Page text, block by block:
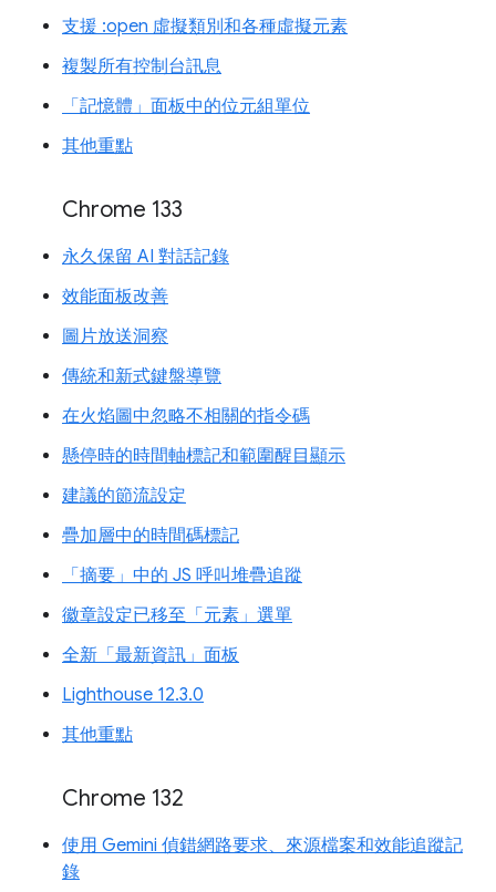
支援 :open 虛擬類別和各種虛擬元素
複製所有控制台訊息
「記憶體」面板中的位元組單位
其他重點
Chrome 133
永久保留 AI 對話記錄
效能面板改善
圖片放送洞察
傳統和新式鍵盤導覽
在火焰圖中忽略不相關的指令碼
懸停時的時間軸標記和範圍醒目顯示
建議的節流設定
疊加層中的時間碼標記
「摘要」中的 JS 呼叫堆疊追蹤
徽章設定已移至「元素」選單
全新「最新資訊」面板
Lighthouse 12.3.0
其他重點
Chrome 132
使用 Gemini 偵錯網路要求、來源檔案和效能追蹤記
錄